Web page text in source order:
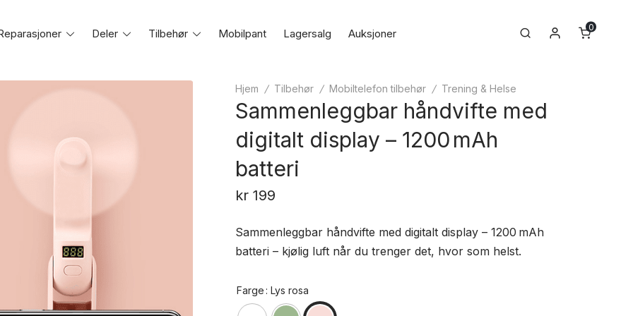
ToggleDeler
ToggleTilbehør
ToggleMobilpant Lagersalg Auksjoner Search Min konto
0
Hjem / Tilbehør / Mobiltelefon tilbehør / Trening & Helse
Sammenleggbar håndvifte med
digitalt display – 1200 mAh
batteri
kr199
Sammenleggbar håndvifte med digitalt display – 1200 mAh
batteri – kjølig luft når du trenger det, hvor som helst.
Farge : Lys rosa